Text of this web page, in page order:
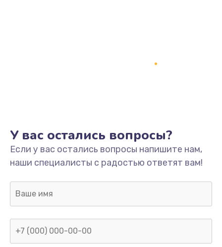
У вас остались вопросы?
Если у вас остались вопросы напишите нам,
наши специалисты с радостью ответят вам!